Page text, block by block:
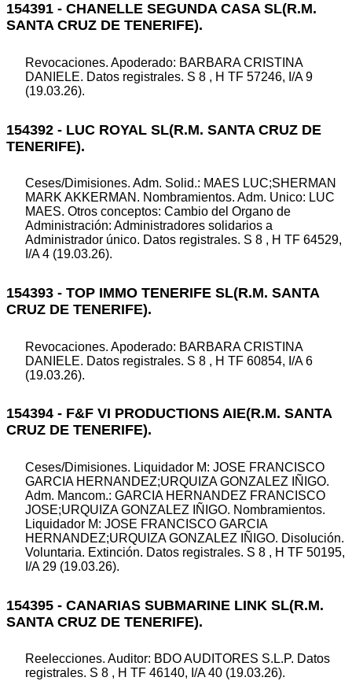
154391 - CHANELLE SEGUNDA CASA SL(R.M.
SANTA CRUZ DE TENERIFE).
Revocaciones. Apoderado: BARBARA CRISTINA
DANIELE. Datos registrales. S 8 , H TF 57246, I/A 9
(19.03.26).
154392 - LUC ROYAL SL(R.M. SANTA CRUZ DE
TENERIFE).
Ceses/Dimisiones. Adm. Solid.: MAES LUC;SHERMAN
MARK AKKERMAN. Nombramientos. Adm. Unico: LUC
MAES. Otros conceptos: Cambio del Organo de
Administración: Administradores solidarios a
Administrador único. Datos registrales. S 8 , H TF 64529,
I/A 4 (19.03.26).
154393 - TOP IMMO TENERIFE SL(R.M. SANTA
CRUZ DE TENERIFE).
Revocaciones. Apoderado: BARBARA CRISTINA
DANIELE. Datos registrales. S 8 , H TF 60854, I/A 6
(19.03.26).
154394 - F&F VI PRODUCTIONS AIE(R.M. SANTA
CRUZ DE TENERIFE).
Ceses/Dimisiones. Liquidador M: JOSE FRANCISCO
GARCIA HERNANDEZ;URQUIZA GONZALEZ IÑIGO.
Adm. Mancom.: GARCIA HERNANDEZ FRANCISCO
JOSE;URQUIZA GONZALEZ IÑIGO. Nombramientos.
Liquidador M: JOSE FRANCISCO GARCIA
HERNANDEZ;URQUIZA GONZALEZ IÑIGO. Disolución.
Voluntaria. Extinción. Datos registrales. S 8 , H TF 50195,
I/A 29 (19.03.26).
154395 - CANARIAS SUBMARINE LINK SL(R.M.
SANTA CRUZ DE TENERIFE).
Reelecciones. Auditor: BDO AUDITORES S.L.P. Datos
registrales. S 8 , H TF 46140, I/A 40 (19.03.26).